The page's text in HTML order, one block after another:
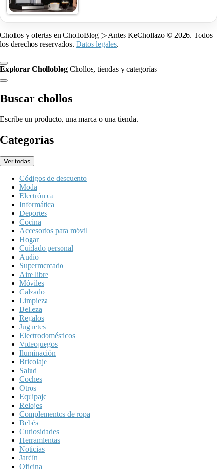
Chollos y ofertas en CholloBlog ▷ Antes KeChollazo © 2026. Todos
los derechos reservados. Datos legales.
Explorar Cholloblog Chollos, tiendas y categorías
Buscar chollos
Escribe un producto, una marca o una tienda.
Categorías
Ver todas
Códigos de descuento
Moda
Electrónica
Informática
Deportes
Cocina
Accesorios para móvil
Hogar
Cuidado personal
Audio
Supermercado
Aire libre
Móviles
Calzado
Limpieza
Belleza
Regalos
Juguetes
Electrodomésticos
Videojuegos
Iluminación
Bricolaje
Salud
Coches
Otros
Equipaje
Relojes
Complementos de ropa
Bebés
Curiosidades
Herramientas
Noticias
Jardín
Oficina